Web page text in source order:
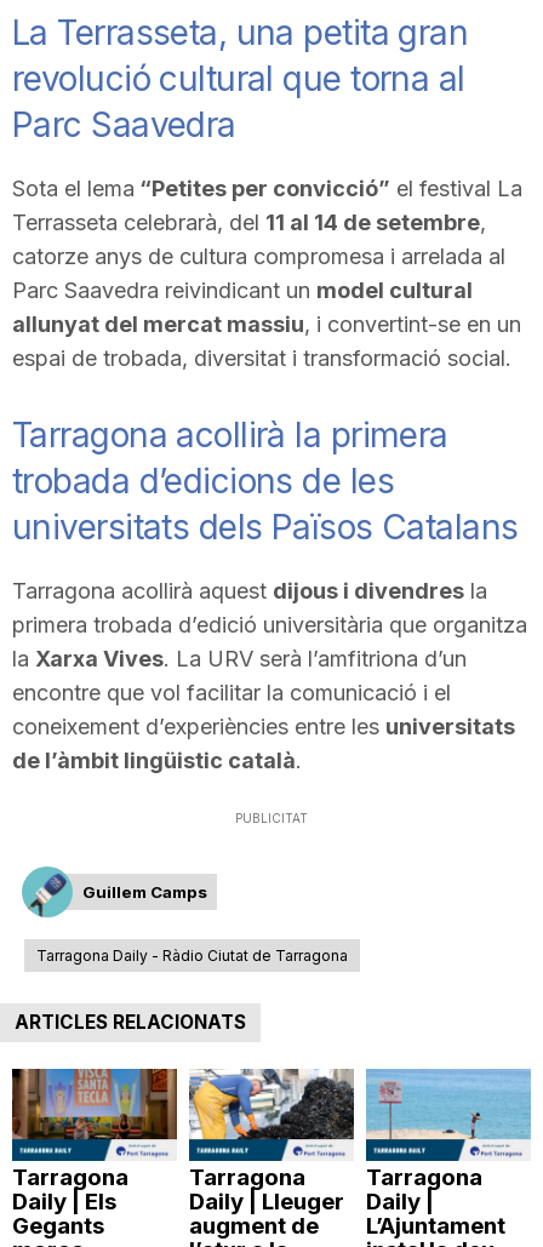
La Terrasseta, una petita gran
revolució cultural que torna al
Parc Saavedra
Sota el lema “Petites per convicció” el festival La
Terrasseta celebrarà, del 11 al 14 de setembre,
catorze anys de cultura compromesa i arrelada al
Parc Saavedra reivindicant un model cultural
allunyat del mercat massiu, i convertint-se en un
espai de trobada, diversitat i transformació social.
Tarragona acollirà la primera
trobada d’edicions de les
universitats dels Països Catalans
Tarragona acollirà aquest dijous i divendres la
primera trobada d’edició universitària que organitza
la Xarxa Vives. La URV serà l’amfitriona d’un
encontre que vol facilitar la comunicació i el
coneixement d’experiències entre les universitats
de l’àmbit lingüistic català.
PUBLICITAT
Guillem Camps
Tarragona Daily - Ràdio Ciutat de Tarragona
ARTICLES RELACIONATS
Tarragona
Daily | Els
Gegants
Tarragona
Daily | Lleuger
augment de
Tarragona
Daily |
L’Ajuntament